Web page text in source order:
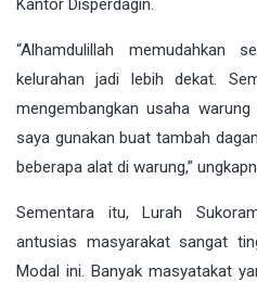
Kantor Disperdagin.
“Alhamdulillah
kelurahan jadi lebih dekat.
mengembangkan usaha
saya gunakan buat tambah
beberapa alat di warung,”
Sementara itu, Lurah
antusias masyarakat sangat
Modal ini. Banyak masyatakat